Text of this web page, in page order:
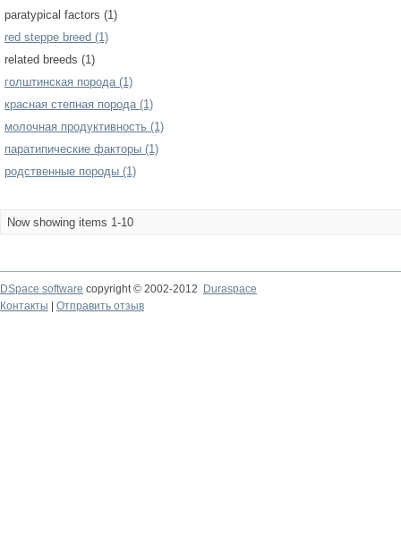
paratypical factors (1)
red steppe breed (1)
related breeds (1)
голштинская порода (1)
красная степная порода (1)
молочная продуктивность (1)
паратипические факторы (1)
родственные породы (1)
Now showing items 1-10
DSpace software copyright © 2002-2012
Duraspace
Контакты
Отправить отзыв